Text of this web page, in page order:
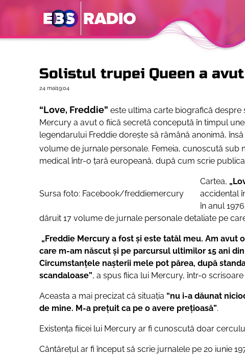
Solistul trupei Queen a
24 mai19:04
“Love, Freddie” este ultima carte biografică despre
Mercury a avut o fiică secretă concepută în timpul
legendarului Freddie doreşte să rămână anonimă,
volume de jurnale personale. Femeia, cunoscută sub
medical într-o ţară europeană, după cum scrie
Sursa foto: Facebook/freddiemercury
Cartea,
accidental
în anul
dăruit 17 volume de jurnale personale detaliate pe
„Freddie Mercury a fost și este tatăl meu. Am
care m-am născut și pe parcursul ultimilor 15 ani
Circumstanțele nașterii mele pot părea, după
scandaloase”, a spus fiica lui Mercury, într-o
Aceasta a mai precizat că situaţia “nu i-a dăunat
de mine. M-a prețuit ca pe o avere prețioasă”.
Existența fiicei lui Mercury ar fi cunoscută doar
Cântărețul ar fi început să scrie jurnalele pe 20 iunie